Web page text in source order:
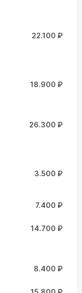
22.100 ₽
18.900 ₽
26.300 ₽
3.500 ₽
7.400 ₽
14.700 ₽
8.400 ₽